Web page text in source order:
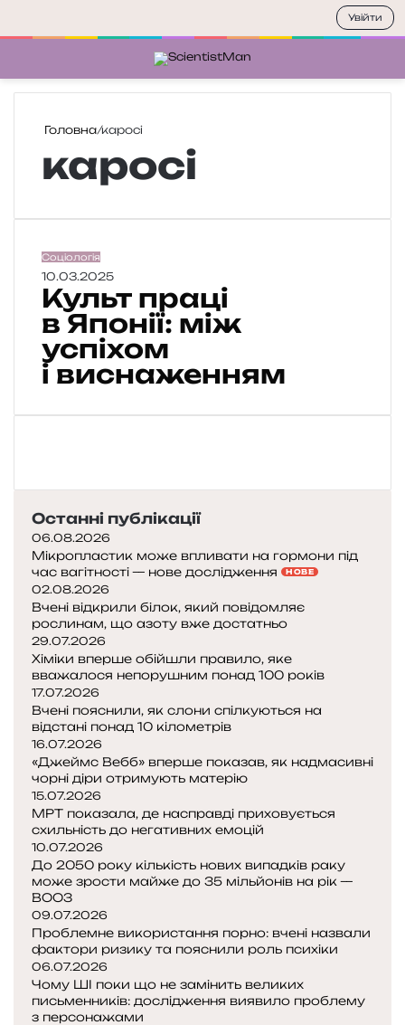
Головна/каросі
каросі
К
у
т
п
р
о
н
і
ї
м
і
ж
у
с
п
і
х
о
м
і
в
и
с
н
а
ж
е
н
н
я
Соціологія
10.03.2025
Культ праці
в Японії: між
успіхом
і виснаженням
Останні публікації
06.08.2026
Мікропластик може впливати на гормони під
час вагітності — нове дослідження
НОВЕ
02.08.2026
Вчені відкрили білок, який повідомляє
рослинам, що азоту вже достатньо
29.07.2026
Хіміки вперше обійшли правило, яке
вважалося непорушним понад 100 років
17.07.2026
Вчені пояснили, як слони спілкуються на
відстані понад 10 кілометрів
16.07.2026
«Джеймс Вебб» вперше показав, як надмасивні
чорні діри отримують матерію
15.07.2026
МРТ показала, де насправді приховується
схильність до негативних емоцій
10.07.2026
До 2050 року кількість нових випадків раку
може зрости майже до 35 мільйонів на рік —
ВООЗ
09.07.2026
Проблемне використання порно: вчені назвали
фактори ризику та пояснили роль психіки
06.07.2026
Чому ШІ поки що не замінить великих
письменників: дослідження виявило проблему
з персонажами
Увійти